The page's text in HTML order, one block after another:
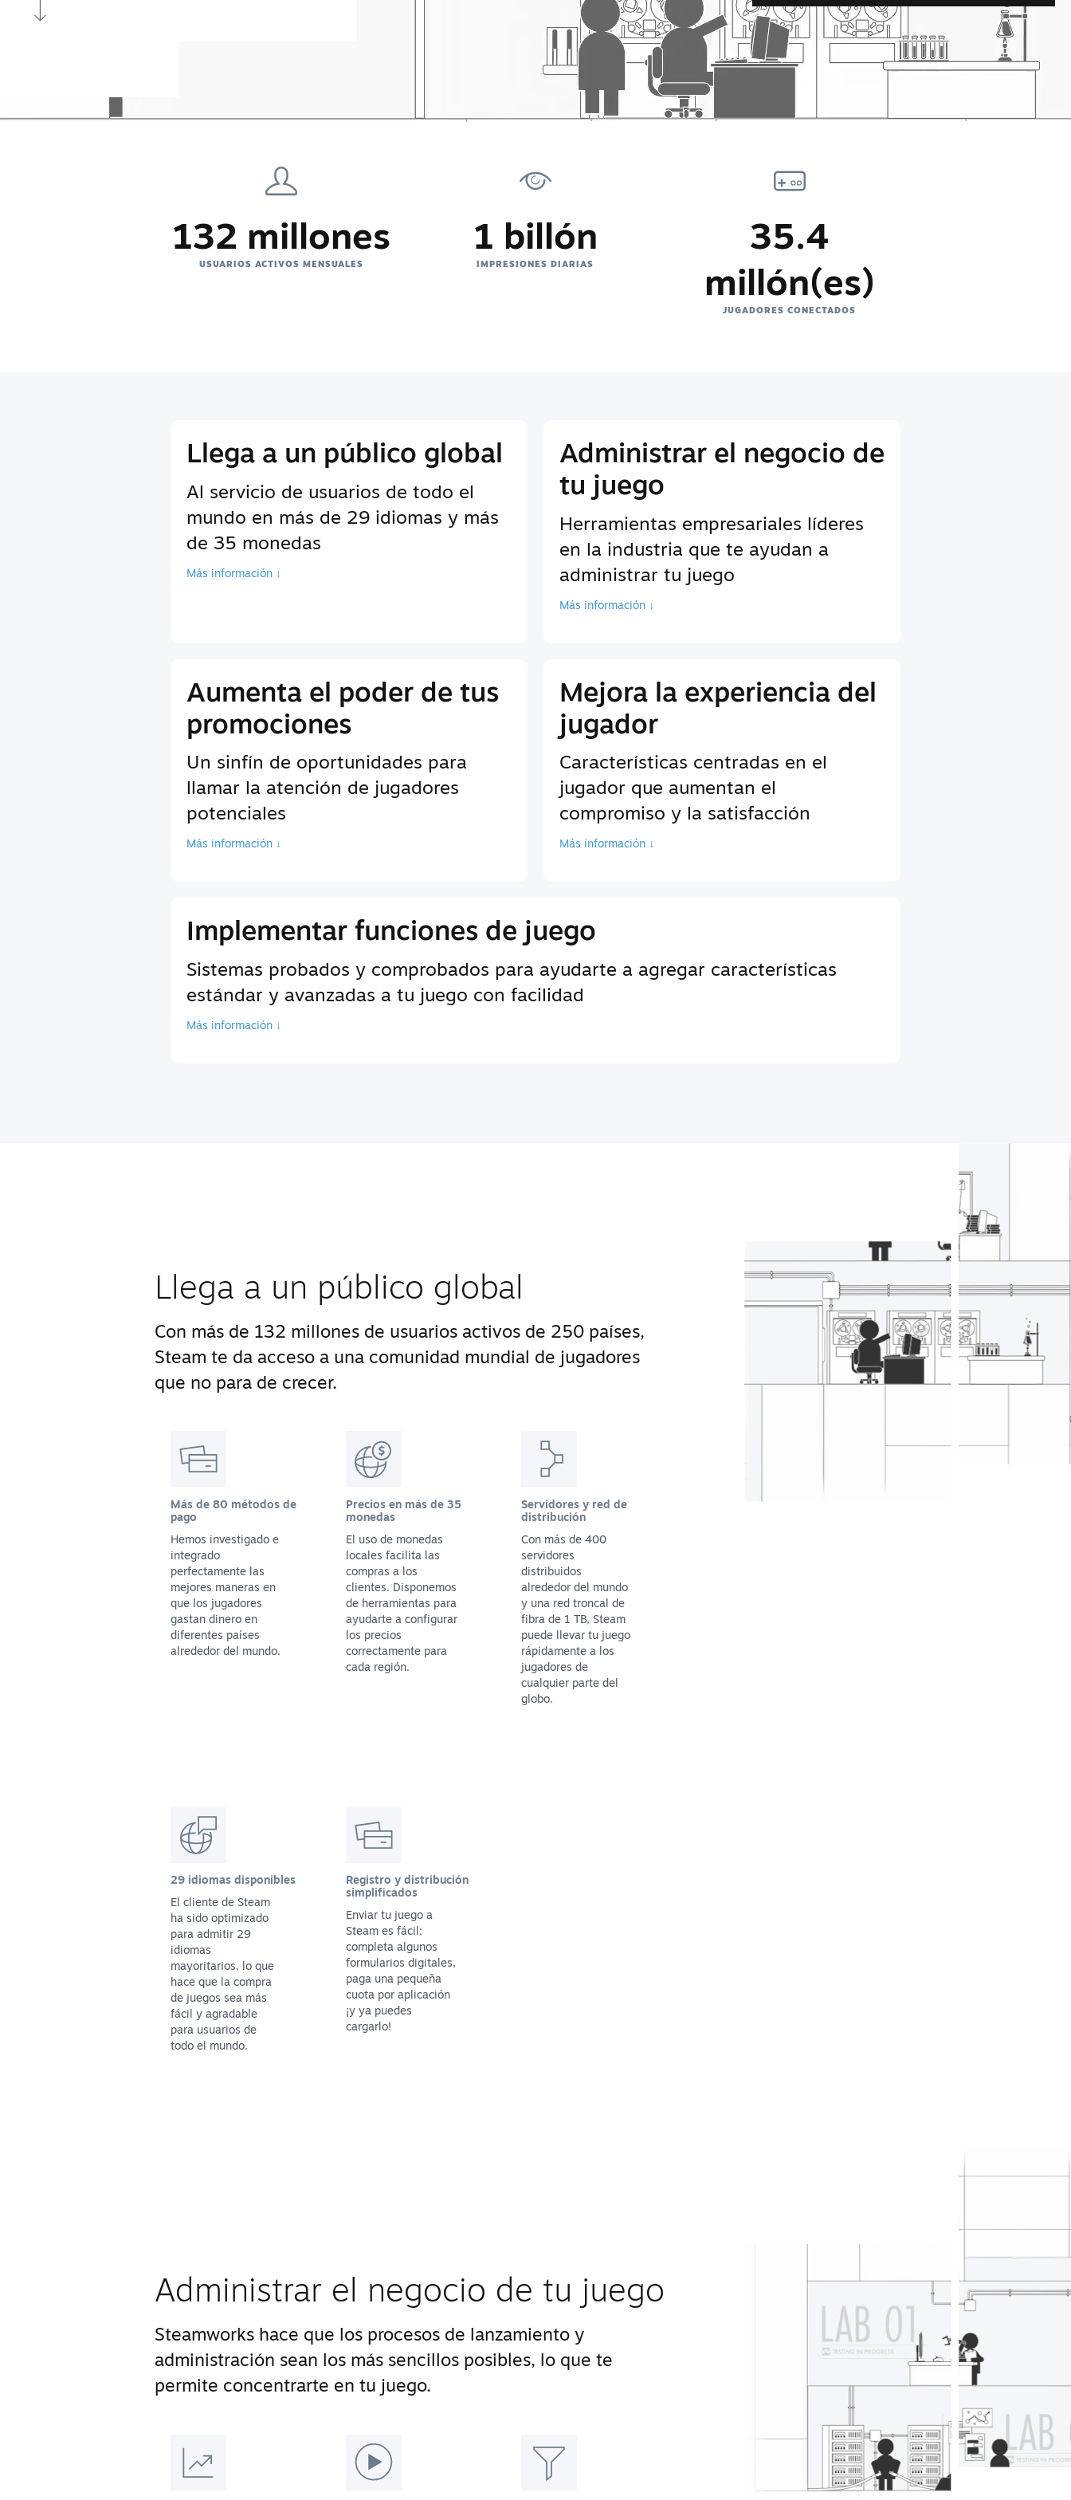
132 millones
USUARIOS ACTIVOS MENSUALES
1 billón
IMPRESIONES DIARIAS
35.4
millón(es)
JUGADORES CONECTADOS
Llega a un público global
Al servicio de usuarios de todo el
mundo en más de 29 idiomas y más
de 35 monedas
Más información ↓
Administrar el negocio de
tu juego
Herramientas empresariales líderes
en la industria que te ayudan a
administrar tu juego
Más información ↓
Aumenta el poder de tus
promociones
Un sinfín de oportunidades para
llamar la atención de jugadores
potenciales
Más información ↓
Mejora la experiencia del
jugador
Características centradas en el
jugador que aumentan el
compromiso y la satisfacción
Más información ↓
Implementar funciones de juego
Sistemas probados y comprobados para ayudarte a agregar características
estándar y avanzadas a tu juego con facilidad
Más información ↓
Llega a un público global
Con más de 132 millones de usuarios activos de 250 países,
Steam te da acceso a una comunidad mundial de jugadores
que no para de crecer.
Más de 80 métodos de
pago
Hemos investigado e
integrado
perfectamente las
mejores maneras en
que los jugadores
gastan dinero en
diferentes países
alrededor del mundo.
Precios en más de 35
monedas
El uso de monedas
locales facilita las
compras a los
clientes. Disponemos
de herramientas para
ayudarte a configurar
los precios
correctamente para
cada región.
Servidores y red de
distribución
Con más de 400
servidores
distribuidos
alrededor del mundo
y una red troncal de
fibra de 1 TB, Steam
puede llevar tu juego
rápidamente a los
jugadores de
cualquier parte del
globo.
29 idiomas disponibles
El cliente de Steam
ha sido optimizado
para admitir 29
idiomas
mayoritarios, lo que
hace que la compra
de juegos sea más
fácil y agradable
para usuarios de
todo el mundo.
Registro y distribución
simplificados
Enviar tu juego a
Steam es fácil:
completa algunos
formularios digitales,
paga una pequeña
cuota por aplicación
¡y ya puedes
cargarlo!
Administrar el negocio de tu juego
Steamworks hace que los procesos de lanzamiento y
administración sean los más sencillos posibles, lo que te
permite concentrarte en tu juego.